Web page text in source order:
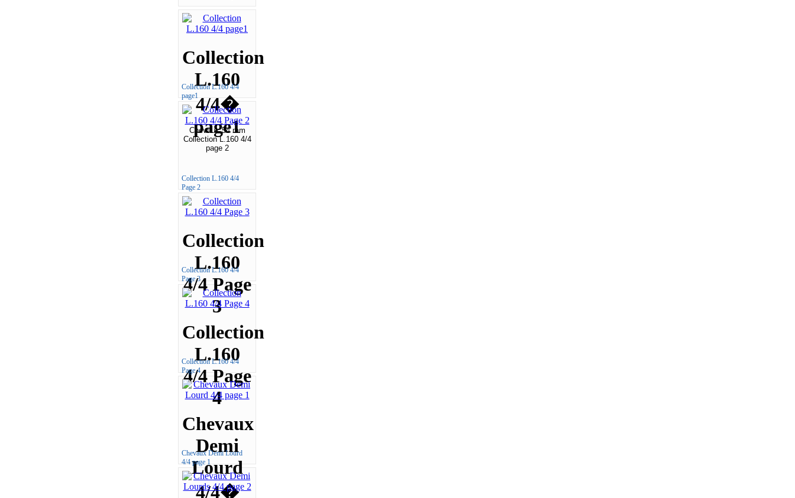
Collection
L.160
4/4�
page1
Collection L.160 4/4
page1
Chevaux 54 mm
Collection L.160 4/4
page 2
Collection L.160 4/4
Page 2
Collection
L.160
4/4 Page
3
Collection L.160 4/4
Page 3
Collection
L.160
4/4 Page
4
Collection L.160 4/4
Page 4
Chevaux
Demi
Lourd
4/4�
Chevaux Demi Lourd
4/4 page 1